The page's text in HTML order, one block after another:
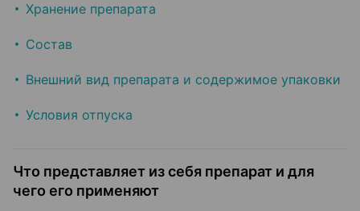
Хранение препарата
Состав
Внешний вид препарата и содержимое упаковки
Условия отпуска
Что представляет из себя препарат и для
чего его применяют